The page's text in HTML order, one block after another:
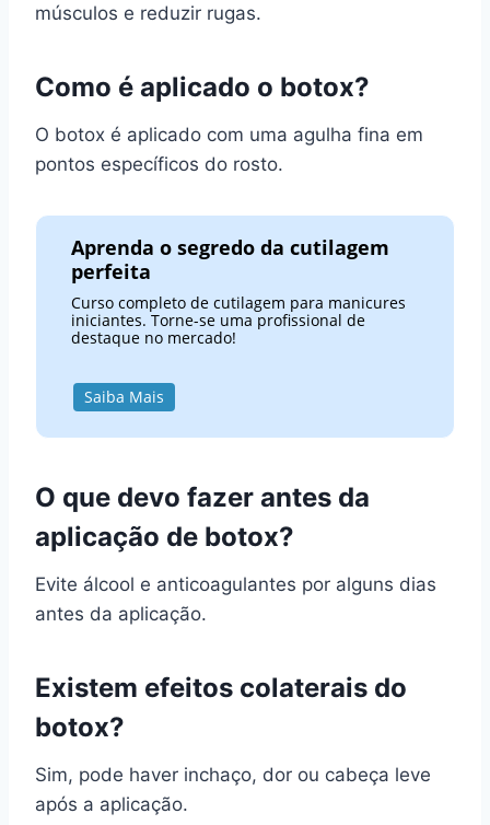
músculos e reduzir rugas.
Como é aplicado o botox?
O botox é aplicado com uma agulha fina em
pontos específicos do rosto.
Aprenda o segredo da cutilagem
perfeita
Curso completo de cutilagem para manicures
iniciantes. Torne-se uma profissional de
destaque no mercado!
Saiba Mais
O que devo fazer antes da
aplicação de botox?
Evite álcool e anticoagulantes por alguns dias
antes da aplicação.
Existem efeitos colaterais do
botox?
Sim, pode haver inchaço, dor ou cabeça leve
após a aplicação.